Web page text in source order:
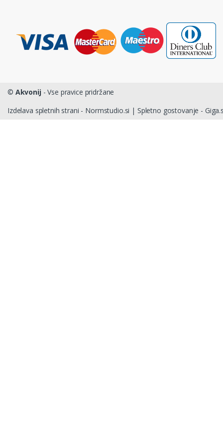
© Akvonij- Vse pravice pridržane
Izdelava spletnih strani - Normstudio.si | Spletno gostovanje -